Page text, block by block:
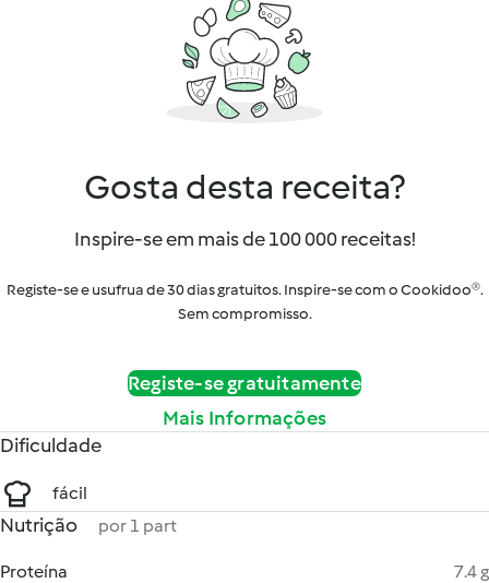
Gosta desta receita?
Inspire-se em mais de 100 000 receitas!
Registe-se e usufrua de 30 dias gratuitos. Inspire-se com o Cookidoo®.
Sem compromisso.
Registe-se gratuitamente
Mais Informações
Dificuldade
fácil
Nutrição por 1 part
Proteína
7.4 g